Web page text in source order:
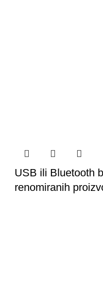
USB ili Bluetooth
renomiranih